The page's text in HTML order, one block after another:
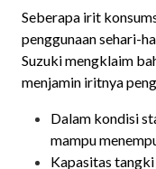
Seberapa irit
penggunaan sehari-
Suzuki mengklaim
menjamin iritnya
Dalam kondisi
mampu
Kapasitas